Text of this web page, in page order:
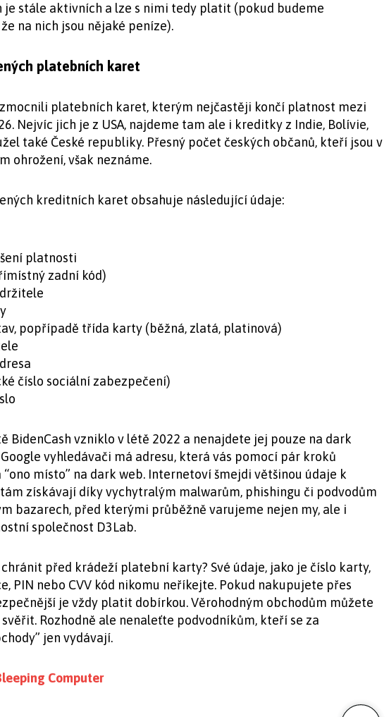
je stále aktivních a lze s nimi tedy platit (pokud budeme
na nich jsou nějaké peníze).
platebních karet
zmocnili platebních karet, kterým nejčastěji končí platnost mezi
Nejvíc jich je z USA, najdeme tam ale i kreditky z Indie, Bolívie,
také České republiky. Přesný počet českých občanů, kteří jsou v
ohrožení, však neznáme.
kreditních karet obsahuje následující údaje:
platnosti
zadní kód)
popřípadě třída karty (běžná, zlatá, platinová)
číslo sociální zabezpečení)
BidenCash vzniklo v létě 2022 a nenajdete jej pouze na dark
vyhledávači má adresu, která vás pomocí pár kroků
místo” na dark web. Internetoví šmejdi většinou údaje k
získávají díky vychytralým malwarům, phishingu či podvodům
bazarech, před kterými průběžně varujeme nejen my, ale i
společnost D3Lab.
před krádeží platební karty? Své údaje, jako je číslo karty,
PIN nebo CVV kód nikomu neříkejte. Pokud nakupujete přes
je vždy platit dobírkou. Věrohodným obchodům můžete
Rozhodně ale nenaleťte podvodníkům, kteří se za
jen vydávají.
Computer